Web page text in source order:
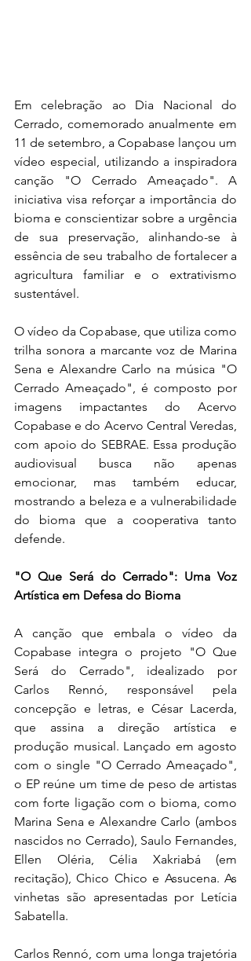
Em celebração ao Dia Nacional do
Cerrado, comemorado anualmente em
11 de setembro, a Copabase lançou um
vídeo especial, utilizando a inspiradora
canção "O Cerrado Ameaçado". A
iniciativa visa reforçar a importância do
bioma e conscientizar sobre a urgência
de sua preservação, alinhando-se à
essência de seu trabalho de fortalecer a
agricultura familiar e o extrativismo
sustentável.
O vídeo da Copabase, que utiliza como
trilha sonora a marcante voz de Marina
Sena e Alexandre Carlo na música "O
Cerrado Ameaçado", é composto por
imagens impactantes do Acervo
Copabase e do Acervo Central Veredas,
com apoio do SEBRAE. Essa produção
audiovisual busca não apenas
emocionar, mas também educar,
mostrando a beleza e a vulnerabilidade
do bioma que a cooperativa tanto
defende.
"O Que Será do Cerrado": Uma Voz
Artística em Defesa do Bioma
A canção que embala o vídeo da
Copabase integra o projeto "O Que
Será do Cerrado", idealizado por
Carlos Rennó, responsável pela
concepção e letras, e César Lacerda,
que assina a direção artística e
produção musical. Lançado em agosto
com o single "O Cerrado Ameaçado",
o EP reúne um time de peso de artistas
com forte ligação com o bioma, como
Marina Sena e Alexandre Carlo (ambos
nascidos no Cerrado), Saulo Fernandes,
Ellen Oléria, Célia Xakriabá (em
recitação), Chico Chico e Assucena. As
vinhetas são apresentadas por Letícia
Sabatella.
Carlos Rennó, com uma longa trajetória